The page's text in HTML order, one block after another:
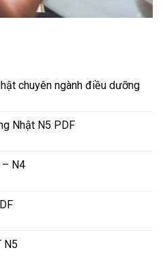
chuyên ngành điều dưỡng
Nhật N5 PDF
– N4
N5